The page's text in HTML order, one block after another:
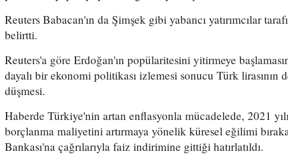
Reuters Babacan'ın da Şimşek gibi yabancı yatırımcılar
belirtti.
Reuters'a göre Erdoğan'ın popülaritesini yitirmeye
dayalı bir ekonomi politikası izlemesi sonucu Türk lirasının
düşmesi.
Haberde Türkiye'nin artan enflasyonla mücadelede, 2021
borçlanma maliyetini artırmaya yönelik küresel eğilimi
Bankası'na çağrılarıyla faiz indirimine gittiği hatırlatıldı.